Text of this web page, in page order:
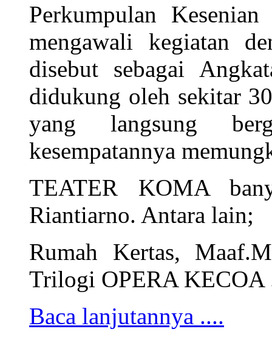
Perkumpulan
mengawali kegiatan
disebut sebagai
didukung oleh sekitar
yang langsung
kesempatannya
TEATER KOMA
Riantiarno. Antara lain;
Rumah Kertas,
Trilogi OPERA KECOA
Baca lanjutannya ....